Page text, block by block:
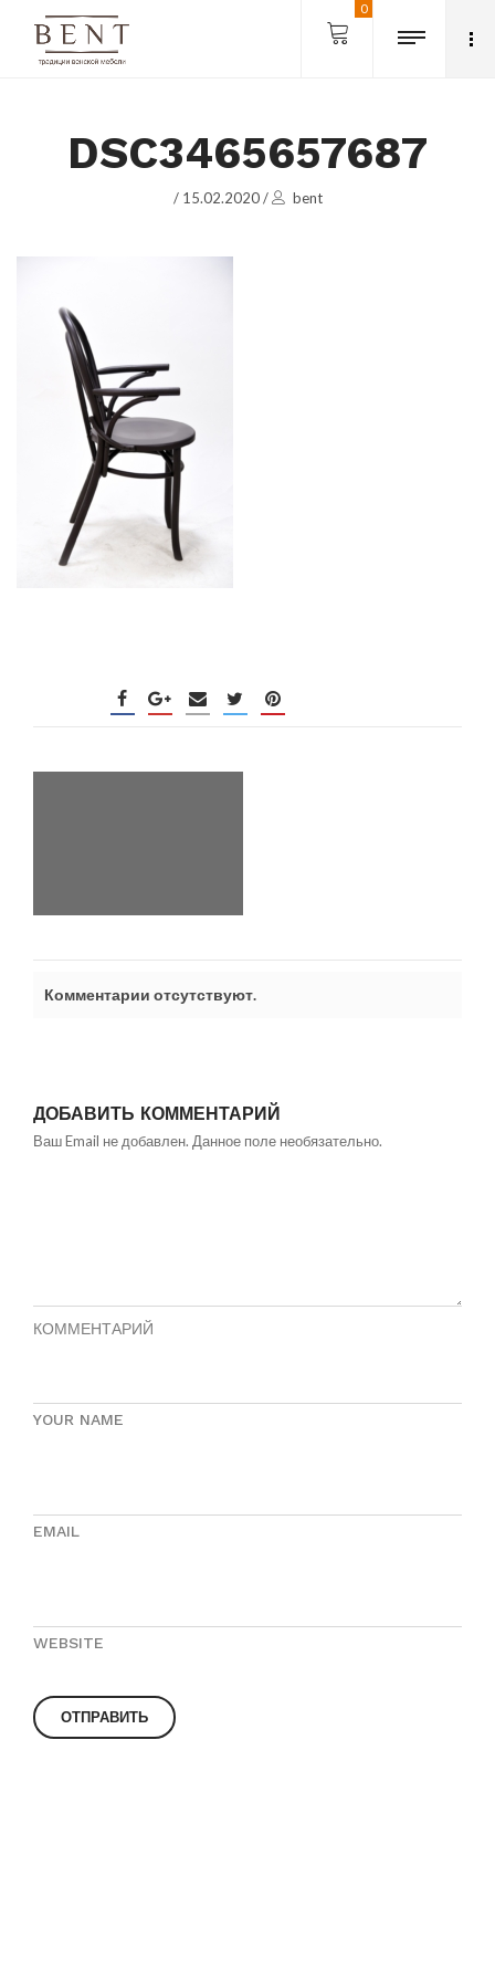
0
DSC3465657687
/ 15.02.2020 / bent
Комментарии отсутствуют.
ДОБАВИТЬ КОММЕНТАРИЙ
Ваш Email не добавлен. Данное поле необязательно.
КОММЕНТАРИЙ
YOUR NAME
EMAIL
WEBSITE